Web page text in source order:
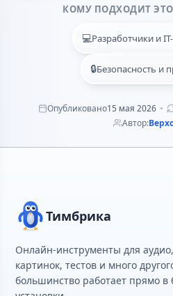
КОМУ ПОДХОДИТ
💻Разработчики и
🔒Безопасность и
Опубликовано15 мая 2026
Автор:
Тимбрика
Онлайн-инструменты для
картинок, тестов и много
большинство работает прямо в